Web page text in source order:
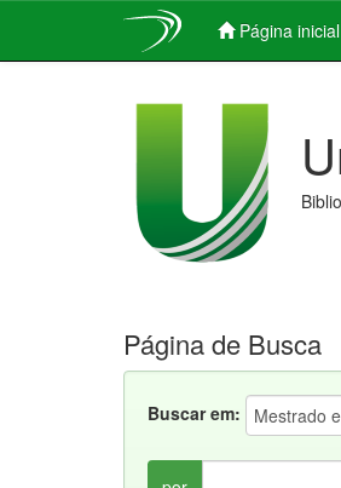
Página inicial
Página de Busca
Buscar em: